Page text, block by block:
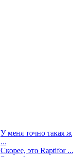
У меня точно такая ж
...
Скорее, это Raptifor ...